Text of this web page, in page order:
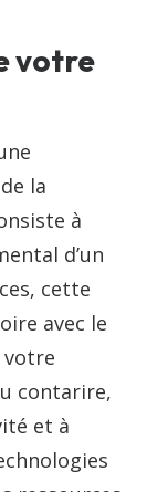
votre
la
à
d’un
cette
avec le
contarire,
et à